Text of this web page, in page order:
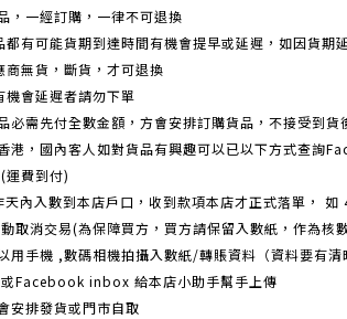
，一經訂購，一律不可退換
都有可能貨期到達時間有機會提早或延遲，如因貨期
商無貨，斷貨，才可退換
機會延遲者請勿下單
必需先付全數金額，方會安排訂購貨品，不接受到貨
港，國內客人如對貨品有興趣可以已以下方式查詢
運費到付)
天內入數到本店戶口，收到款項本店才正式落單，
取消交易(為保障買方，買方請保留入數紙，作為核
用手機 ,數碼相機拍攝入數紙/轉賬資料（資料要有
或Facebook inbox 給本店小助手幫手上傳
安排發貨或門市自取